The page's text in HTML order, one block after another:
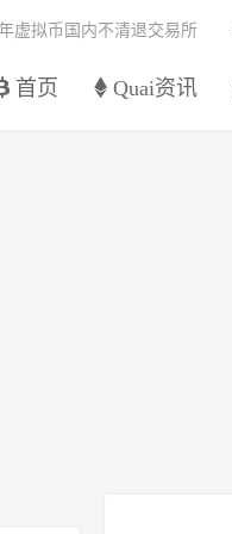
首页 Quai资讯
虚拟币国内不清退交易所